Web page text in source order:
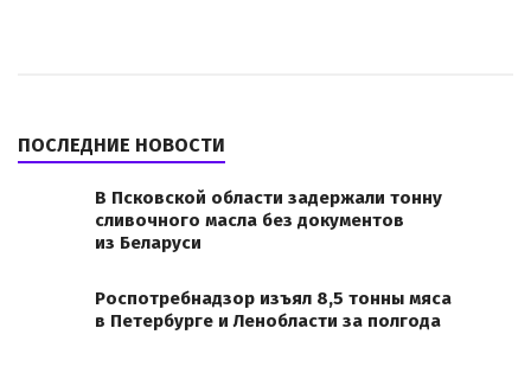
ПОСЛЕДНИЕ НОВОСТИ
В Псковской области задержали тонну
сливочного масла без документов
из Беларуси
Роспотребнадзор изъял 8,5 тонны мяса
в Петербурге и Ленобласти за полгода